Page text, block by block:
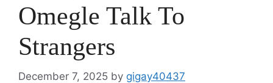
Omegle Talk To
Strangers
December 7, 2025 by gigay40437